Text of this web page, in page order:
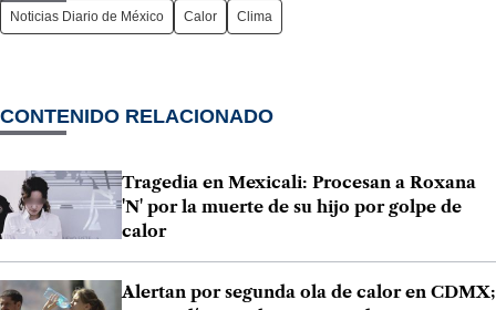
Noticias Diario de México Calor Clima
CONTENIDO RELACIONADO
Tragedia en Mexicali: Procesan a Roxana
'N' por la muerte de su hijo por golpe de
calor
Alertan por segunda ola de calor en CDMX;